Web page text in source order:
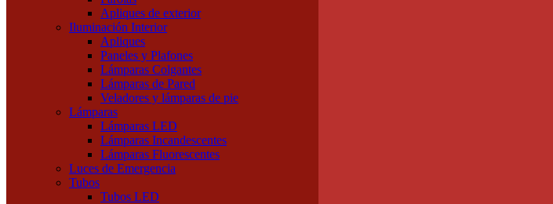
Apliques de exterior
Iluminación Interior
Apliques
Paneles y Plafones
Lámparas Colgantes
Lámparas de Pared
Veladores y lámparas de pie
Lámparas
Lámparas LED
Lámparas Incandescentes
Lámparas Fluorescentes
Luces de Emergencia
Tubos
Tubos LED
Kits de Herramientas
Llaves
Otras Herramientas Manuales
Iluminación
Accesorios de Iluminación
Conectores
Drivers
Fuentes
Soportes
Portalámparas